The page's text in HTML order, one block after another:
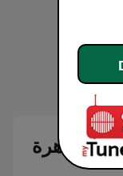
من القاهرة